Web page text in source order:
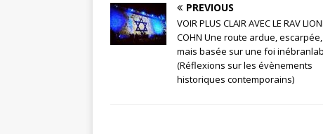
PREVIOUS
VOIR PLUS CLAIR AVEC LE RAV
COHN Une route ardue, escarpée,
mais basée sur une foi
(Réflexions sur les évènements
historiques contemporains)